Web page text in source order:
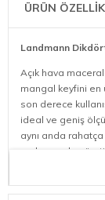
ÜRÜN
Landmann
Açık hava
mangal keyfini en
son derece
ideal ve geniş
aynı anda
malzemeden
gösterirken
her mangal